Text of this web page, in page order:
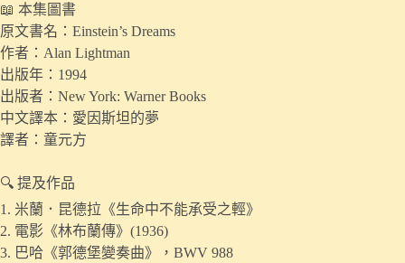
📖 本集圖書
原文書名：Einstein’s Dreams
作者：Alan Lightman
出版年：1994
出版者：New York: Warner Books
中文譯本：愛因斯坦的夢
譯者：童元方
🔍 提及作品
1. 米蘭．昆德拉《生命中不能承受之輕》
2. 電影《林布蘭傳》(1936)
3. 巴哈《郭德堡變奏曲》，BWV 988